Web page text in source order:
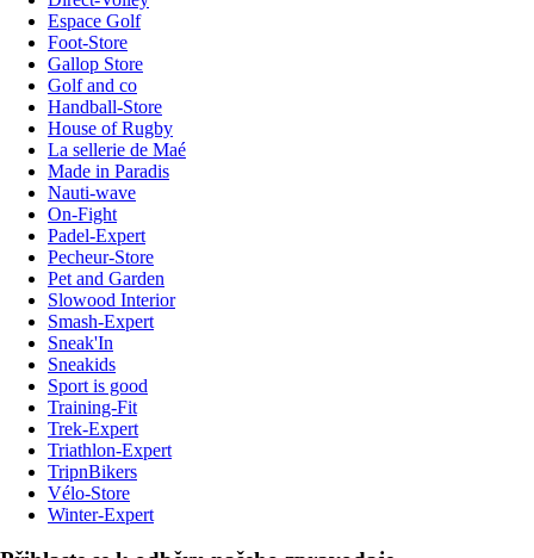
Espace Golf
Foot-Store
Gallop Store
Golf and co
Handball-Store
House of Rugby
La sellerie de Maé
Made in Paradis
Nauti-wave
On-Fight
Padel-Expert
Pecheur-Store
Pet and Garden
Slowood Interior
Smash-Expert
Sneak'In
Sneakids
Sport is good
Training-Fit
Trek-Expert
Triathlon-Expert
TripnBikers
Vélo-Store
Winter-Expert